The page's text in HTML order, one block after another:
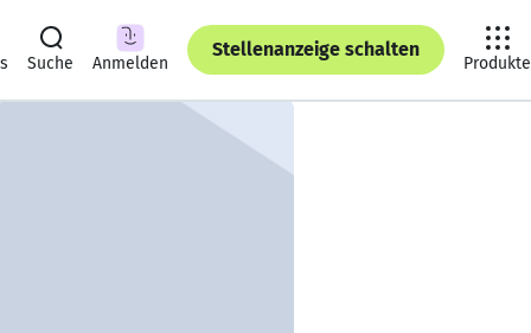
Suche Anmelden
Stellenanzeige schalten
Produkte